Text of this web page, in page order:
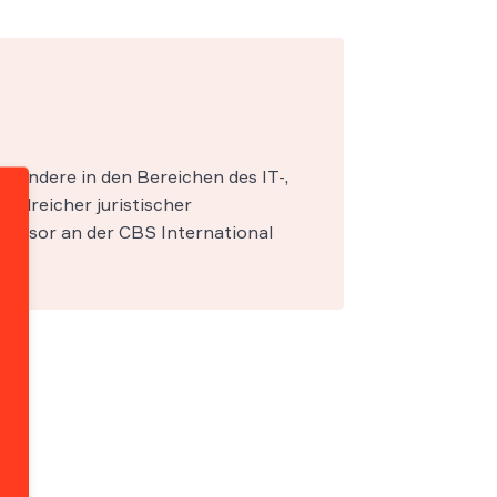
in den Bereichen des IT-,
juristischer
an der CBS International